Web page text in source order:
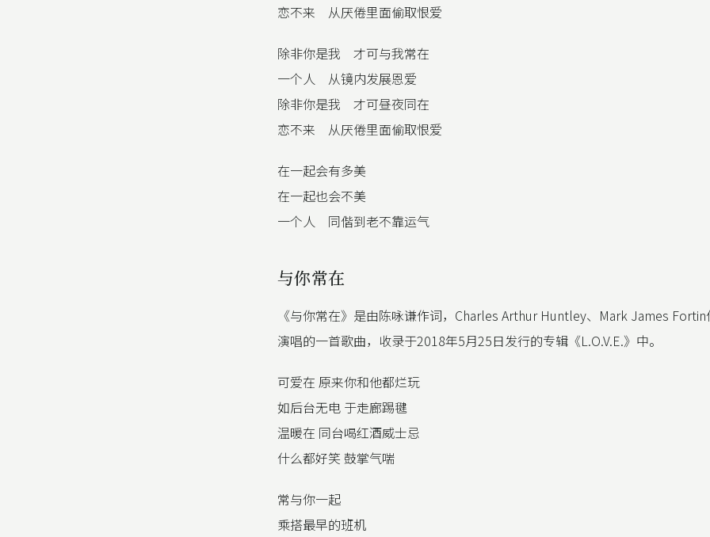
恋不来 从厌倦里面偷取恨爱
除非你是我 才可与我常在
一个人 从镜内发展恩爱
除非你是我 才可昼夜同在
恋不来 从厌倦里面偷取恨爱
在一起会有多美
在一起也会不美
一个人 同偕到老不靠运气
与你常在
《与你常在》是由陈咏谦作词，Charles Arthur Huntley、Mark James
演唱的一首歌曲，收录于2018年5月25日发行的专辑《L.O.V.E.》中。
可爱在 原来你和他都烂玩
如后台无电 于走廊踢毽
温暖在 同台喝红酒威士忌
什么都好笑 鼓掌气喘
常与你一起
乘搭最早的班机